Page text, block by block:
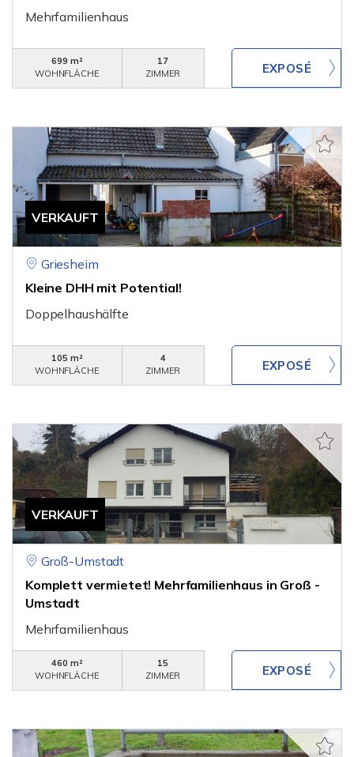
Mehrfamilienhaus
699 m²
WOHNFLÄCHE
17
ZIMMER
VERKAUFT
Griesheim
Kleine DHH mit Potential!
Doppelhaushälfte
105 m²
WOHNFLÄCHE
4
ZIMMER
VERKAUFT
Groß-Umstadt
Komplett vermietet! Mehrfamilienhaus in Groß -
Umstadt
Mehrfamilienhaus
460 m²
WOHNFLÄCHE
15
ZIMMER